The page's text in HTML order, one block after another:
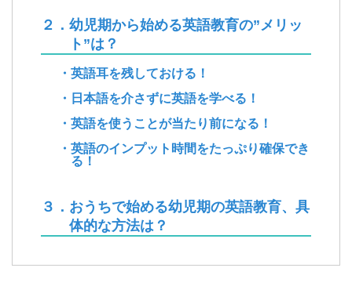
２．幼児期から始める英語教育の”メリッ
ト”は？
・英語耳を残しておける！
・日本語を介さずに英語を学べる！
・英語を使うことが当たり前になる！
・英語のインプット時間をたっぷり確保でき
る！
３．おうちで始める幼児期の英語教育、具
体的な方法は？